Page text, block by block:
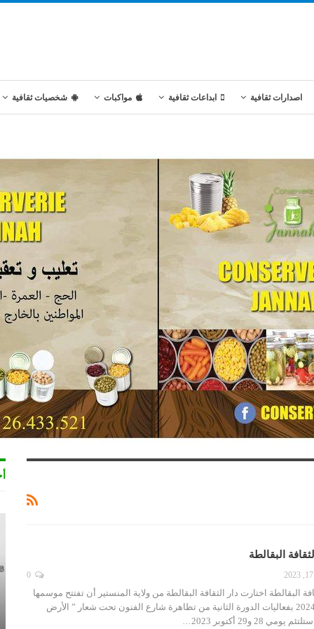
اصدارات ثقافية ابداعات ثقافية مواكبات شخصيات ثقافية
البقالطة
البقالطة اختارت دار الثقافة البقالطة من ولاية المنستير أن تفتتح موسمها
الثقافي الحالي 2023-2024 بفعاليات الدورة الثانية من تظاهرة شارع الفنون تحت شعار ” الأرض
و29 أكتوبر 2023…